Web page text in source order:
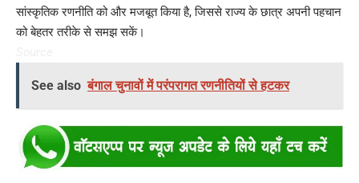
सांस्कृतिक रणनीति को और मजबूत किया है, जिससे राज्य के छात्र अपनी पहचान
को बेहतर तरीके से समझ सकें।
See also बंगाल चुनावों में परंपरागत रणनीतियों से हटकर